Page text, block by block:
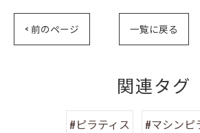
< 前のページ 一覧に戻る
関連タグ
#ピラティス
#マシンピ